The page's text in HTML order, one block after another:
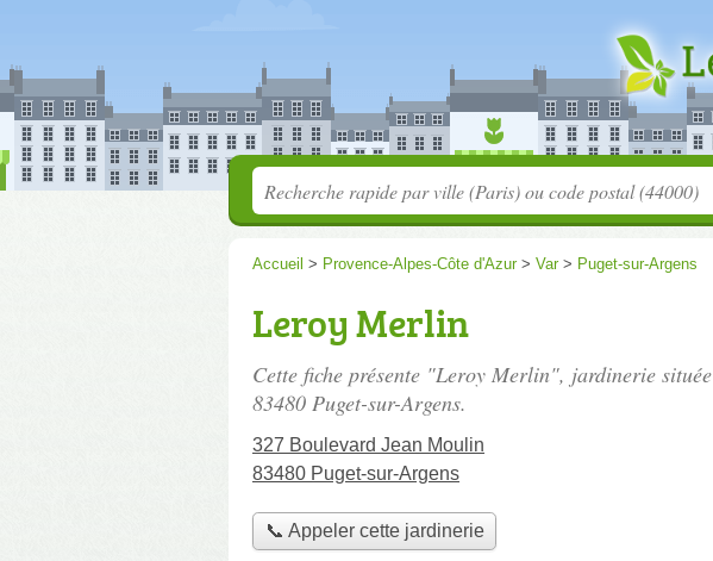
Accueil > Provence-Alpes-Côte d'Azur> Var> Puget-sur-Argens
Leroy Merlin
Cette fiche présente "Leroy Merlin", jardinerie située
83480 Puget-sur-Argens.
327 Boulevard Jean Moulin
83480 Puget-sur-Argens
📞 Appeler cette jardinerie